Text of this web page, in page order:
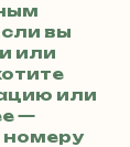
вы
или
или
—
номеру